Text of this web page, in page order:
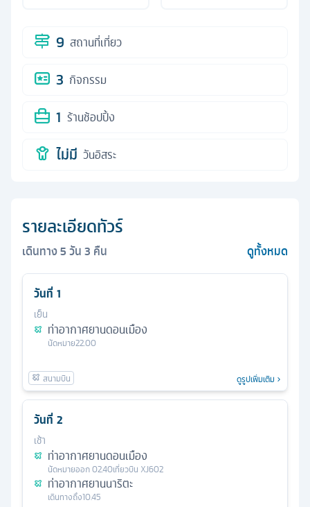
9 สถานที่เที่ยว
3 กิจกรรม
1 ร้านช้อปปิ้ง
ไม่มี วันอิสระ
รายละเอียดทัวร์
เดินทาง5วัน3 คืน ดูทั้งหมด
วันที่ 1
เย็น
ท่าอากาศยานดอนเมือง
นัดหมาย22.00
ดูรูปเพิ่มเติม
วันที่ 2
เช้า
ท่าอากาศยานดอนเมือง
นัดหมายออก02.40เที่ยวบิน XJ602
ท่าอากาศยานนาริตะ
เดินทางถึง10.45